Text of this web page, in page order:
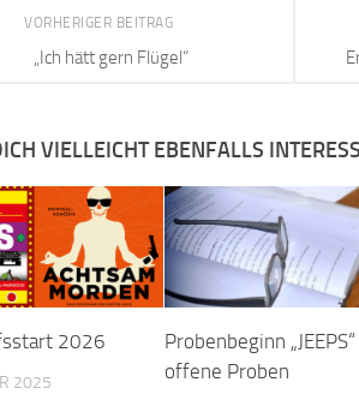
VORHERIGER BEITRAG
„Ich hätt gern Flügel“
VIELLEICHT EBENFALLS
2026
2025
Probenbeginn
offene Proben